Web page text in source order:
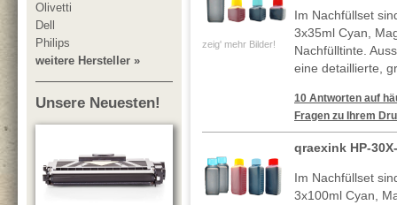
Olivetti
Dell
Philips
weitere Hersteller »
Unsere Neuesten!
zeig' mehr Bilder!
Im Nachfüllset
3x35ml Cyan,
Nachfülltinte.
eine detaillierte,
10 Antworten auf
Fragen zu Ihrem
qraexink HP-
Im Nachfüllset
3x100ml Cyan,